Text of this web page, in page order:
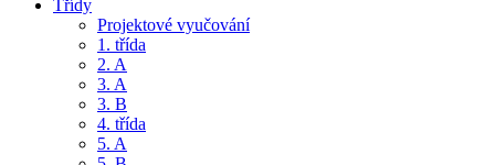
Třídy
Projektové vyučování
1. třída
2. A
3. A
3. B
4. třída
5. A